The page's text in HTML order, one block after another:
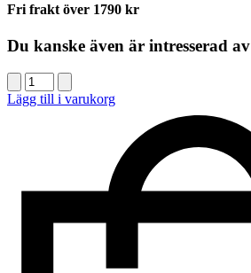
Fri frakt över 1790 kr
Du kanske även är intresserad av
Dusy
Färgkarta
mängd
Lägg till i varukorg